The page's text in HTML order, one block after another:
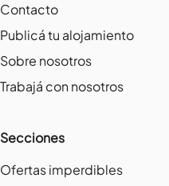
Contacto
Publicá tu alojamiento
Sobre nosotros
Trabajá con nosotros
Secciones
Ofertas imperdibles